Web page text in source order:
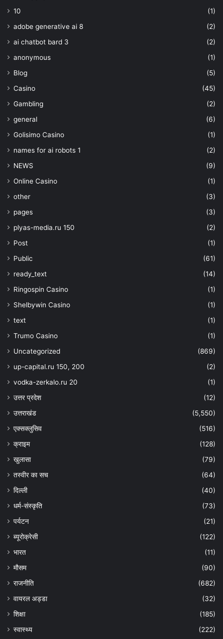
10
(1)
adobe generative ai 8
(2)
ai chatbot bard 3
(2)
anonymous
(1)
Blog
(5)
Casino
(45)
Gambling
(2)
general
(6)
Golisimo Casino
(1)
names for ai robots 1
(2)
NEWS
(9)
Online Casino
(1)
other
(3)
pages
(3)
plyas-media.ru 150
(2)
Post
(1)
Public
(61)
ready_text
(14)
Ringospin Casino
(1)
Shelbywin Casino
(1)
text
(1)
Trumo Casino
(1)
Uncategorized
(869)
up-capital.ru 150, 200
(2)
vodka-zerkalo.ru 20
(1)
उत्तर प्रदेश
(12)
उत्तराखंड
(5,550)
एक्सक्लुसिव
(516)
क्राइम
(128)
खुलासा
(79)
तस्वीर का सच
(64)
दिल्ली
(40)
धर्म-संस्कृति
(73)
पर्यटन
(21)
ब्यूरोक्रेसी
(122)
भारत
(11)
मौसम
(90)
राजनीति
(682)
वायरल अड्डा
(32)
शिक्षा
(185)
स्वास्थ्य
(222)